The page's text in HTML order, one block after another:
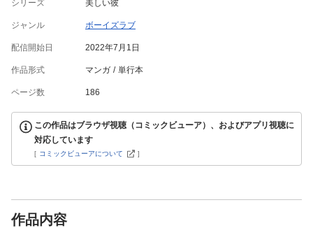
シリーズ 美しい彼
ジャンル ボーイズラブ
配信開始日 2022年7月1日
作品形式 マンガ 単行本
ページ数 186
この作品はブラウザ視聴（コミックビューア）、およびアプリ視聴に
対応しています
[ コミックビューアについて ]
作品内容